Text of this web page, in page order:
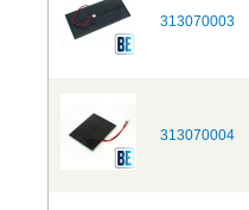
313070003
313070004